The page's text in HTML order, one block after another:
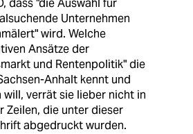
dass "die Auswahl für
Unternehmen
wird. Welche
Ansätze der
und Rentenpolitik" die
Anhalt kennt und
will, verrät sie lieber nicht in
Zeilen, die unter dieser
abgedruckt wurden.